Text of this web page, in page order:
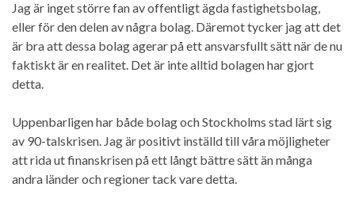
Jag är inget större fan av offentligt ägda fastighetsbolag,
eller för den delen av några bolag. Däremot tycker jag att det
är bra att dessa bolag agerar på ett ansvarsfullt sätt när de nu
faktiskt är en realitet. Det är inte alltid bolagen har gjort
detta.
Uppenbarligen har både bolag och Stockholms stad lärt sig
av 90-talskrisen. Jag är positivt inställd till våra möjligheter
att rida ut finanskrisen på ett långt bättre sätt än många
andra länder och regioner tack vare detta.